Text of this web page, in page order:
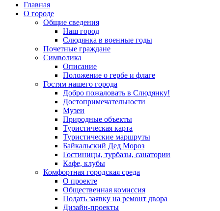
Главная
О городе
Общие сведения
Наш город
Слюдянка в военные годы
Почетные граждане
Символика
Описание
Положение о гербе и флаге
Гостям нашего города
Добро пожаловать в Слюдянку!
Достопримечательности
Музеи
Природные объекты
Туристическая карта
Туристические маршруты
Байкальский Дед Мороз
Гостиницы, турбазы, санатории
Кафе, клубы
Комфортная городская среда
О проекте
Общественная комиссия
Подать заявку на ремонт двора
Дизайн-проекты